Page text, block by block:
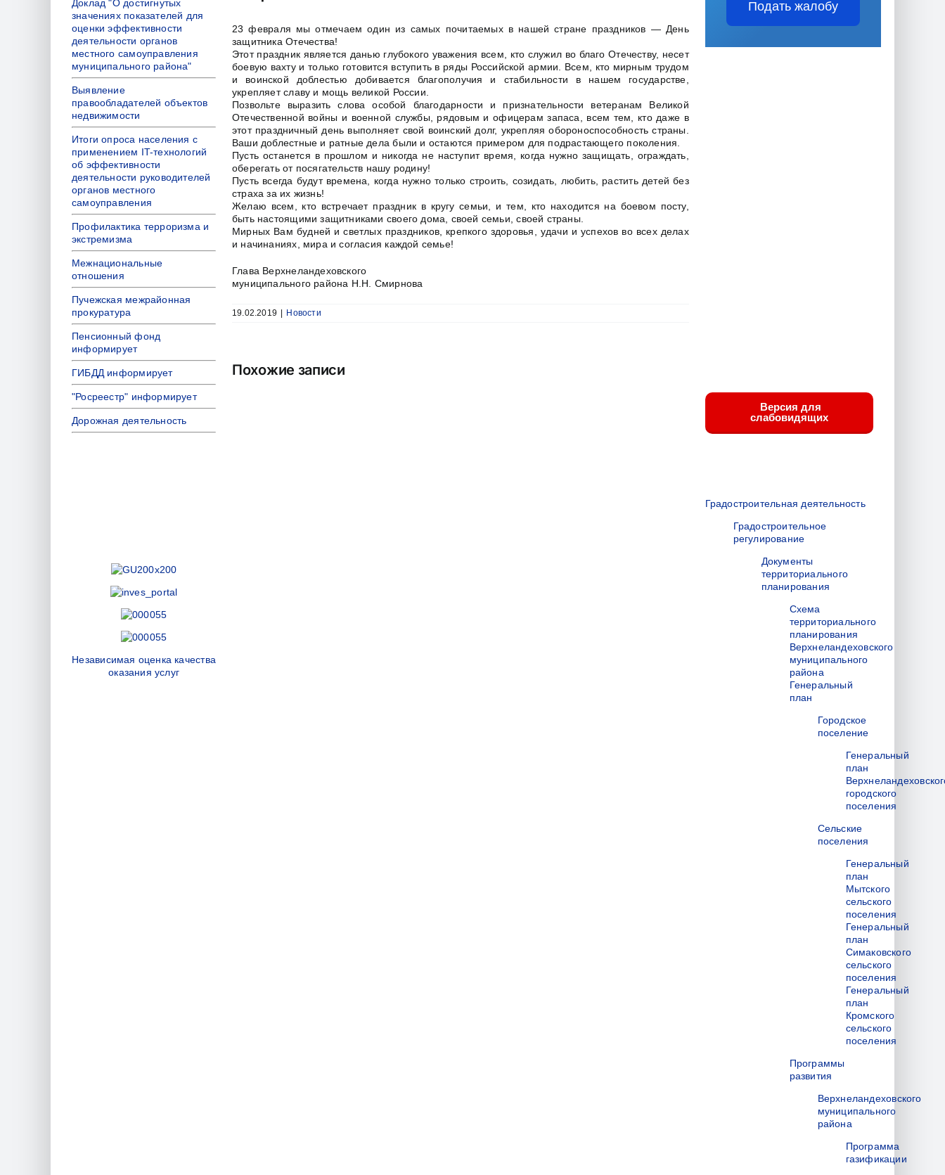
23 февраля мы отмечаем один из самых почитаемых в нашей стране праздников — День
защитника Отечества!
Этот праздник является данью глубокого уважения всем, кто служил во благо Отечеству, несет
боевую вахту и только готовится вступить в ряды Российской армии. Всем, кто мирным трудом
и воинской доблестью добивается благополучия и стабильности в нашем государстве,
укрепляет славу и мощь великой России.
Позвольте выразить слова особой благодарности и признательности ветеранам Великой
Отечественной войны и военной службы, рядовым и офицерам запаса, всем тем, кто даже в
этот праздничный день выполняет свой воинский долг, укрепляя обороноспособность страны.
Ваши доблестные и ратные дела были и остаются примером для подрастающего поколения.
Пусть останется в прошлом и никогда не наступит время, когда нужно защищать, ограждать,
оберегать от посягательств нашу родину!
Пусть всегда будут времена, когда нужно только строить, созидать, любить, растить детей без
страха за их жизнь!
Желаю всем, кто встречает праздник в кругу семьи, и тем, кто находится на боевом посту,
быть настоящими защитниками своего дома, своей семьи, своей страны.
Мирных Вам будней и светлых праздников, крепкого здоровья, удачи и успехов во всех делах
и начинаниях, мира и согласия каждой семье!
Глава Верхнеландеховского
муниципального района Н.Н. Смирнова
19.02.2019 | Новости
Похожие записи
Доклад "О достигнутых
значениях показателей для
оценки эффективности
деятельности органов
местного самоуправления
муниципального района"
Выявление
правообладателей объектов
недвижимости
Итоги опроса населения с
применением IT-технологий
об эффективности
деятельности руководителей
органов местного
самоуправления
Профилактика терроризма и
экстремизма
Межнациональные
отношения
Пучежская межрайонная
прокуратура
Пенсионный фонд
информирует
ГИБДД информирует
"Росреестр" информирует
Дорожная деятельность
Независимая оценка качества
оказания услуг
Подать жалобу
Версия для
слабовидящих
Градостроительная деятельность
Градостроительное
регулирование
Документы
территориального
планирования
Схема
территориального
планирования
Верхнеландеховского
муниципального
района
Генеральный
план
Городское
поселение
Генеральный
план
городского
поселения
Сельские
поселения
Генеральный
план
Мытского
сельского
поселения
Генеральный
план
Симаковского
сельского
поселения
Генеральный
план
Кромского
сельского
поселения
Программы
развития
Верхнеландеховского
муниципального
района
Программа
газификации